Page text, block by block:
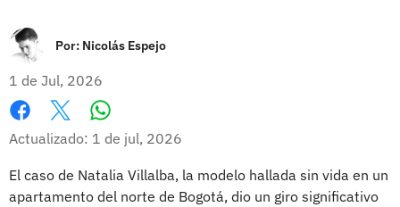
Por: Nicolás Espejo
1 de Jul, 2026
Facebook
X
Actualizado: 1 de jul, 2026
El caso de Natalia Villalba, la modelo hallada sin vida en un
apartamento del norte de Bogotá, dio un giro significativo